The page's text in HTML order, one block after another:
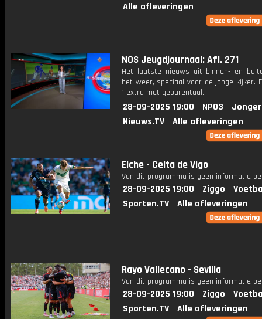
Alle afleveringen
NOS Jeugdjournaal: Afl. 271
Het laatste nieuws uit binnen- en
het weer, speciaal voor de jonge kijker.
1 extra met gebarentaal.
28-09-2025 19:00 NPO3
Nieuws.TV
Alle afleveringen
Elche - Celta de Vigo
Van dit programma is geen informatie
28-09-2025 19:00 Ziggo
Sporten.TV
Alle afleveringen
Rayo Vallecano - Sevilla
Van dit programma is geen informatie
28-09-2025 19:00 Ziggo
Sporten.TV
Alle afleveringen